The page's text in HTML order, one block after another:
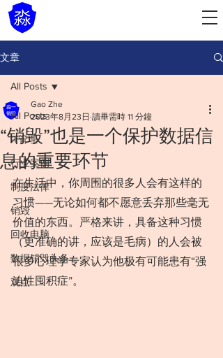
文章
All Posts
IT管理
行业案例
制度法律
销毁
回收电脑
数据销毁头条
观点
All Posts
“销毁”也是一个保护数据信
息的重要环节
Gao Zhe
2023年8月23日 讀畢需時 11 分鐘
在生活中，你周围的很多人会有这样的
习惯——无论如何都不愿意丢弃那些毫无
价值的东西。严格来讲，具备这种习惯
（更准确的讲，应该是毛病）的人会被
很多心理学专家认为他极有可能患有“强
迫性囤积症”。